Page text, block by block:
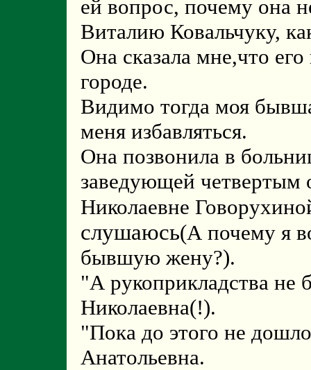
ей вопрос, почему она
Виталию Ковальчуку,
Она сказала мне,что
городе.
Видимо тогда моя
меня избавляться.
Она позвонила в
заведующей четвертым
Николаевне
слушаюсь(А почему я
бывшую жену?).
"А рукоприкладства не
Николаевна(!).
"Пока до этого не
Анатольевна.